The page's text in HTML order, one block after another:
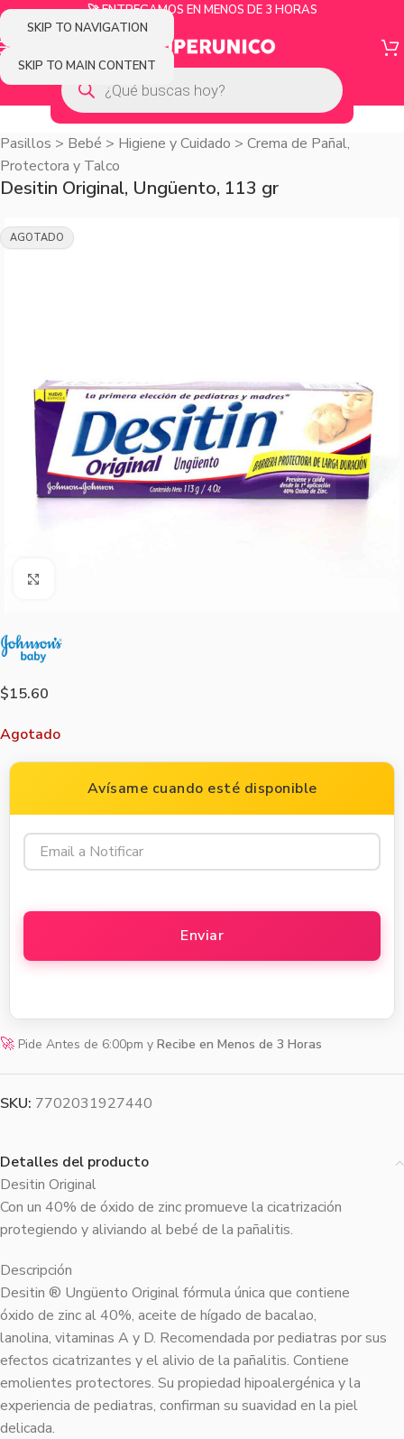
SKIP TO NAVIGATION
SKIP TO MAIN CONTENT
🚀 ENTREGAMOS EN MENOS DE 3 HORAS
Pasillos > Bebé > Higiene y Cuidado > Crema de Pañal,
Protectora y Talco
Desitin Original, Ungüento, 113 gr
AGOTADO
$15.60
Agotado
Avísame cuando esté disponible
🚀 Pide Antes de 6:00pm y Recibe en Menos de 3 Horas
SKU: 7702031927440
Detalles del producto
Desitin Original
Con un 40% de óxido de zinc promueve la cicatrización
protegiendo y aliviando al bebé de la pañalitis.
Descripción
Desitin ® Ungüento Original fórmula única que contiene
óxido de zinc al 40%, aceite de hígado de bacalao,
lanolina, vitaminas A y D. Recomendada por pediatras por sus
efectos cicatrizantes y el alivio de la pañalitis. Contiene
emolientes protectores. Su propiedad hipoalergénica y la
experiencia de pediatras, confirman su suavidad en la piel
delicada.